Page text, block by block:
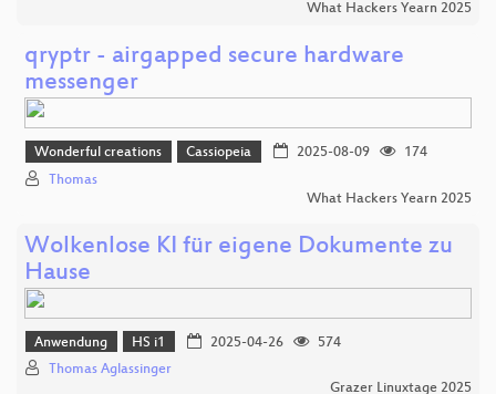
What Hackers Yearn 2025
qryptr - airgapped secure hardware
messenger
Wonderful creations Cassiopeia 2025-08-09
174
Thomas
What Hackers Yearn 2025
Wolkenlose KI für eigene Dokumente zu
Hause
Anwendung HS i1 2025-04-26
574
Thomas Aglassinger
Grazer Linuxtage 2025